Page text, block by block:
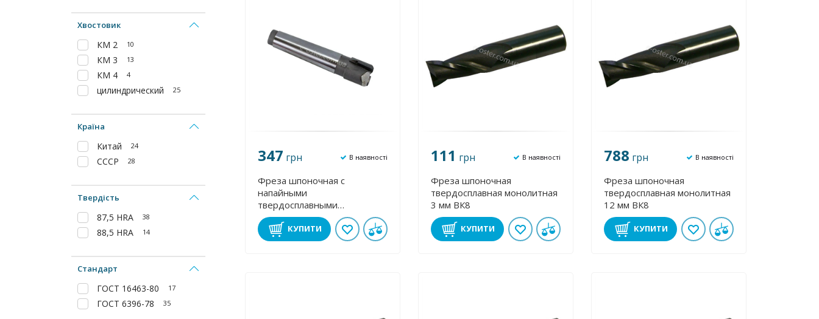
Хвостовик
КМ 2 10
КМ 3 13
КМ 4 4
цилиндрический 25
Країна
Китай 24
СССР 28
Твердість
87,5 HRA 38
88,5 HRA 14
Стандарт
ГОСТ 16463-80 17
ГОСТ 6396-78 35
347 грн В наявності
Фреза шпоночная с
напайными
твердосплавными
пластинами 12 мм к/х ВК8
КУПИТИ
111 грн В наявності
Фреза шпоночная
твердосплавная монолитная
3 мм ВК8
КУПИТИ
788 грн В наявності
Фреза шпоночная
твердосплавная монолитная
12 мм ВК8
КУПИТИ